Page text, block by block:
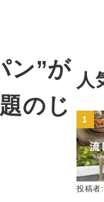
ン”が
のじ
人
投稿者: